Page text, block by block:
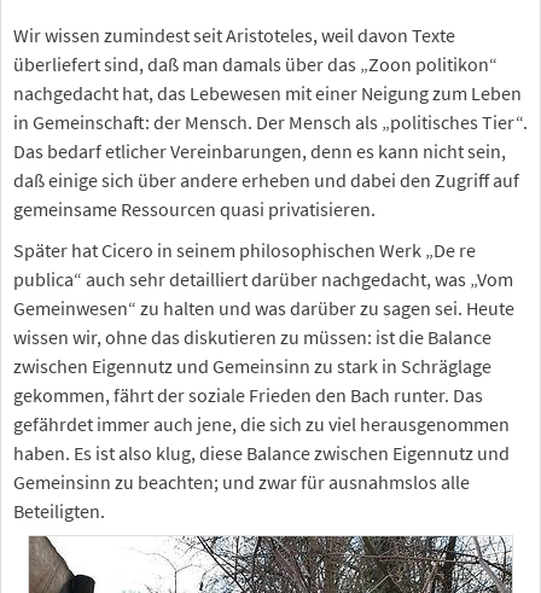
Wir wissen zumindest seit Aristoteles, weil davon Texte
überliefert sind, daß man damals über das „Zoon politikon“
nachgedacht hat, das Lebewesen mit einer Neigung zum Leben
in Gemeinschaft: der Mensch. Der Mensch als „politisches Tier“.
Das bedarf etlicher Vereinbarungen, denn es kann nicht sein,
daß einige sich über andere erheben und dabei den Zugriff auf
gemeinsame Ressourcen quasi privatisieren.
Später hat Cicero in seinem philosophischen Werk „De re
publica“ auch sehr detailliert darüber nachgedacht, was „Vom
Gemeinwesen“ zu halten und was darüber zu sagen sei. Heute
wissen wir, ohne das diskutieren zu müssen: ist die Balance
zwischen Eigennutz und Gemeinsinn zu stark in Schräglage
gekommen, fährt der soziale Frieden den Bach runter. Das
gefährdet immer auch jene, die sich zu viel herausgenommen
haben. Es ist also klug, diese Balance zwischen Eigennutz und
Gemeinsinn zu beachten; und zwar für ausnahmslos alle
Beteiligten.